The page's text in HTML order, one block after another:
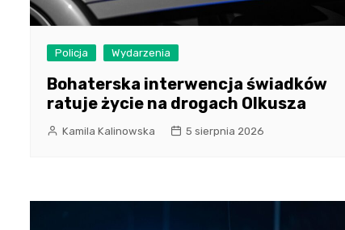
Policja Wydarzenia
Bohaterska interwencja świadków
ratuje życie na drogach Olkusza
Kamila Kalinowska 5 sierpnia 2026